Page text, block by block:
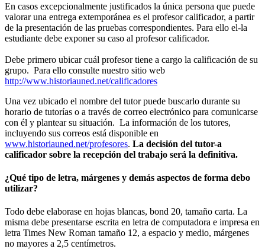
En casos excepcionalmente justificados la única persona que puede
valorar una entrega extemporánea es el profesor calificador, a partir
de la presentación de las pruebas correspondientes. Para ello el-la
estudiante debe exponer su caso al profesor calificador.
Debe primero ubicar cuál profesor tiene a cargo la calificación de su
grupo. Para ello consulte nuestro sitio web
http://www.historiauned.net/calificadores
Una vez ubicado el nombre del tutor puede buscarlo durante su
horario de tutorías o a través de correo electrónico para comunicarse
con él y plantear su situación. La información de los tutores,
incluyendo sus correos está disponible en
www.historiauned.net/profesores. La decisión del tutor-a
calificador sobre la recepción del trabajo será la definitiva.
¿Qué tipo de letra, márgenes y demás aspectos de forma debo
utilizar?
Todo debe elaborase en hojas blancas, bond 20, tamaño carta. La
misma debe presentarse escrita en letra de computadora e impresa en
letra Times New Roman tamaño 12, a espacio y medio, márgenes
no mayores a 2,5 centímetros.